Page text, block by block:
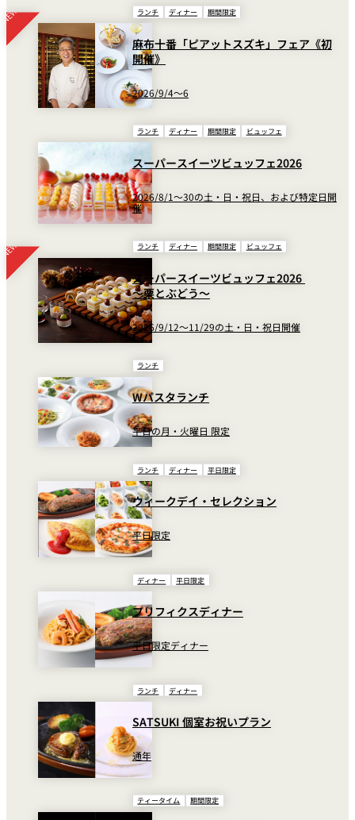
ランチ ディナー 期間限定
麻布十番「ピアットスズキ」フェア《初
開催》
2026/9/4～6
ランチ ディナー 期間限定 ビュッフェ
スーパースイーツビュッフェ2026
2026/8/1～30の土・日・祝日、および特定日開
催
ランチ ディナー 期間限定 ビュッフェ
スーパースイーツビュッフェ2026
～栗とぶどう～
2026/9/12～11/29の土・日・祝日開催
ランチ
Wパスタランチ
平日の月・火曜日 限定
ランチ ディナー 平日限定
ウィークデイ・セレクション
平日限定
ディナー 平日限定
プリフィクスディナー
平日限定ディナー
ランチ ディナー
SATSUKI 個室お祝いプラン
通年
ティータイム 期間限定
ワイン Wine
シャンパーニュ ドラピエ オ
ータニ ブリュット（シャン